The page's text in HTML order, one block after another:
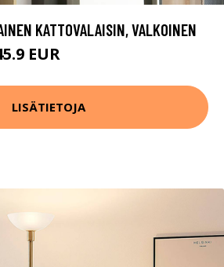
KATTOVALAISIN, VALKOINEN
EUR
LISÄTIETOJA